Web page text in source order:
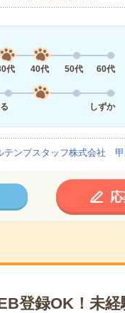
代 40代 50代 60代
しずか
テンプスタッフ株式会社 甲
登録OK！未